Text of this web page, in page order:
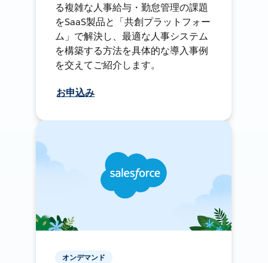
る複雑な人事給与・勤怠管理の課題
をSaaS製品と「共創プラットフォー
ム」で解決し、最適な人事システム
を構築する方法を具体的な導入事例
を交えてご紹介します。
お申込み
オンデマンド